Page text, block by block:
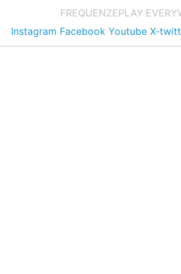
FREQUENZEPLAY
Instagram Facebook Youtube X-